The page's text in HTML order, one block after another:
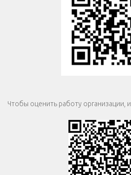
Чтобы оценить работу организации,